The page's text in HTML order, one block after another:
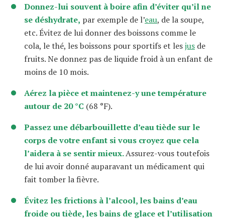
Donnez-lui souvent à boire afin d’éviter qu’il ne
se déshydrate, par exemple de l’eau, de la soupe,
etc. Évitez de lui donner des boissons comme le
cola, le thé, les boissons pour sportifs et lesjus de
fruits. Ne donnez pas de liquide froid à un enfant de
moins de 10 mois.
Aérez la pièce et maintenez-y une température
autour de 20 °C (68 °F).
Passez une débarbouillette d’eau tiède sur le
corps de votre enfant si vous croyez que cela
l’aidera à se sentir mieux.Assurez-vous toutefois
de lui avoir donné auparavant un médicament qui
fait tomber la fièvre.
Évitez les frictions à l’alcool, les bains d’eau
froide ou tiède, les bains de glace et l’utilisation